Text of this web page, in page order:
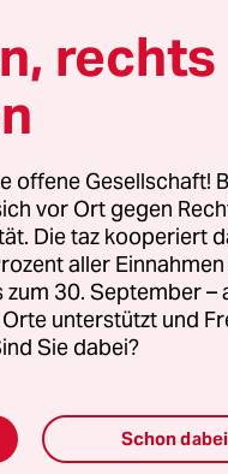
zu dem in
Privatinitiative
keine Daten zu
Schwerin mit.
mehr
nicht an
rechts
offene Gesellschaft!
vor Ort gegen
Die taz kooperiert
aller
zum 30. September –
unterstützt und
Sie dabei?
Schon